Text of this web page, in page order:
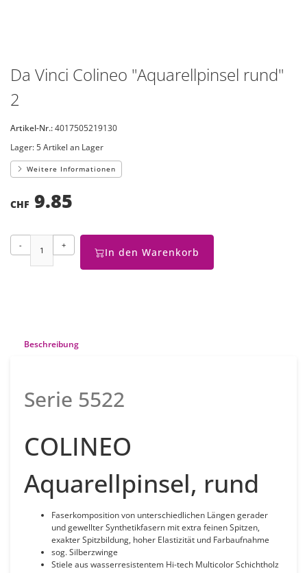
Da Vinci Colineo "Aquarellpinsel rund"
2
Artikel-Nr.:4017505219130
Lager:5 Artikel an Lager
Weitere Informationen
CHF 9.85
- +
In den Warenkorb
Beschreibung
Serie 5522
COLINEO
Aquarellpinsel, rund
Faserkomposition von unterschiedlichen Längen gerader
und gewellter Synthetikfasern mit extra feinen Spitzen,
exakter Spitzbildung, hoher Elastizität und Farbaufnahme
sog. Silberzwinge
Stiele aus wasserresistentem Hi-tech Multicolor Schichtholz